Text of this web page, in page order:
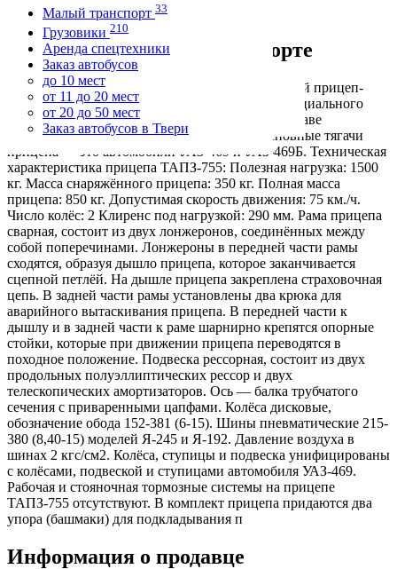
Малый транспорт 33
Грузовики 210
Аренда спецтехники
Заказ автобусов
до 10 мест
от 11 до 20 мест
от 20 до 50 мест
Заказ автобусов в Твери
50 000
Заметка продавца о транспорте
Одноосный прицеп-шасси ТАПЗ-755 Одноосный прицеп-
шасси ТАПЗ-755 предназначен для монтажа специального
оборудования и может эксплуатироваться в составе
автопоезда на всех дорогах и местности. Основные тягачи
прицепа — это автомобили УАЗ-469 и УАЗ-469Б. Техническая
характеристика прицепа ТАПЗ-755: Полезная нагрузка: 1500
кг. Масса снаряжённого прицепа: 350 кг. Полная масса
прицепа: 850 кг. Допустимая скорость движения: 75 км./ч.
Число колёс: 2 Клиренс под нагрузкой: 290 мм. Рама прицепа
сварная, состоит из двух лонжеронов, соединённых между
собой поперечинами. Лонжероны в передней части рамы
сходятся, образуя дышло прицепа, которое заканчивается
сцепной петлёй. На дышле прицепа закреплена страховочная
цепь. В задней части рамы установлены два крюка для
аварийного вытаскивания прицепа. В передней части к
дышлу и в задней части к раме шарнирно крепятся опорные
стойки, которые при движении прицепа переводятся в
походное положение. Подвеска рессорная, состоит из двух
продольных полуэллиптических рессор и двух
телескопических амортизаторов. Ось — балка трубчатого
сечения с приваренными цапфами. Колёса дисковые,
обозначение обода 152-381 (6-15). Шины пневматические 215-
380 (8,40-15) моделей Я-245 и Я-192. Давление воздуха в
шинах 2 кгс/см2. Колёса, ступицы и подвеска унифицированы
с колёсами, подвеской и ступицами автомобиля УАЗ-469.
Рабочая и стояночная тормозные системы на прицепе
ТАПЗ-755 отсутствуют. В комплект прицепа придаются два
упора (башмаки) для подкладывания п
Информация о продавце